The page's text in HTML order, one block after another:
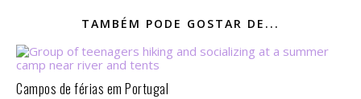
TAMBÉM PODE GOSTAR DE...
Campos de férias em Portugal